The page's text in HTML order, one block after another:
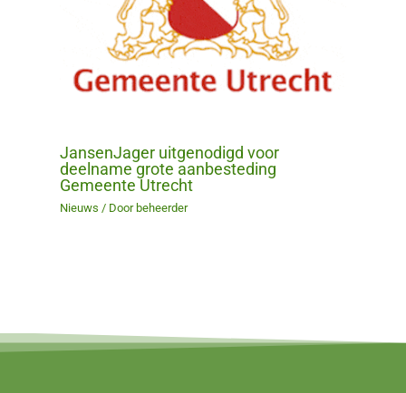
JansenJager uitgenodigd voor
deelname grote aanbesteding
Gemeente Utrecht
Nieuws / Door beheerder